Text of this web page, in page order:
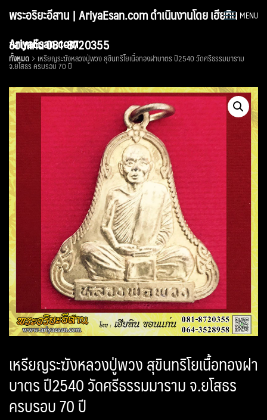
พระอริยะอีสาน | AriyaEsan.com ดำเนินงานโดย เฮียทิน
ขอนแก่น 081-8720355
MENU
AriyaEsan.com
ทั้งหมด เหรียญระฆังหลวงปู่พวง สุขินทริโยเนื้อทองฝาบาตร ปี2540 วัดศรีธรรมมาราม
จ.ยโสธร ครบรอบ 70 ปี
เหรียญระฆังหลวงปู่พวง สุขินทริโยเนื้อทองฝา
บาตร ปี2540 วัดศรีธรรมมาราม จ.ยโสธร
ครบรอบ 70 ปี